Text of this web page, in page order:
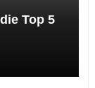
Top 5